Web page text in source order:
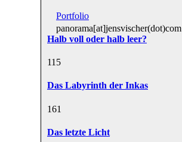
Portfolio
panorama[at]jensvischer(dot)com
Halb voll oder halb leer?
11 5
Das Labyrinth der Inkas
161
Das letzte Licht